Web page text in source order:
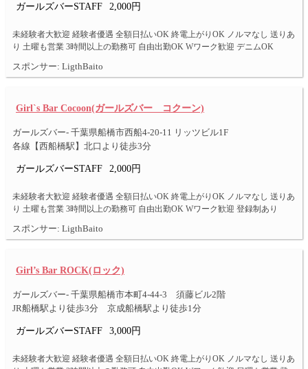
ガールズバーSTAFF 2,000円
未経験者大歓迎 経験者優遇 全額日払いOK 終電上がりOK ノルマなし 送りあ
り 土曜も営業 3時間以上の勤務可 自由出勤OK Wワーク歓迎 デニムOK
スポンサー: LigthBaito
Girl`s Bar Cocoon(ガールズバー コクーン)
ガールズバー- 千葉県船橋市西船4-20-11 リッツビル1F
各線【西船橋駅】北口より徒歩3分
ガールズバーSTAFF 2,000円
未経験者大歓迎 経験者優遇 全額日払いOK 終電上がりOK ノルマなし 送りあ
り 土曜も営業 3時間以上の勤務可 自由出勤OK Wワーク歓迎 登録制あり
スポンサー: LigthBaito
Girl’s Bar ROCK(ロック)
ガールズバー- 千葉県船橋市本町4-44-3 須藤ビル2階
JR船橋駅より徒歩3分 京成船橋駅より徒歩1分
ガールズバーSTAFF 3,000円
未経験者大歓迎 経験者優遇 全額日払いOK 終電上がりOK ノルマなし 送りあ